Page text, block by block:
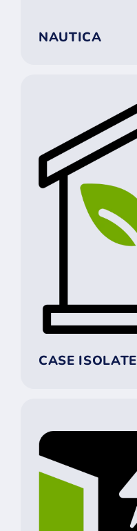
NAUTICA
CASE ISOLATE